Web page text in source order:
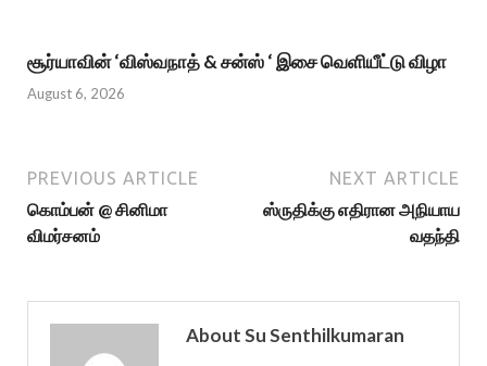
சூர்யாவின் ‘விஸ்வநாத் & சன்ஸ் ‘ இசை வெளியீட்டு விழா
August 6, 2026
PREVIOUS ARTICLE
கொம்பன் @ சினிமா
விமர்சனம்
NEXT ARTICLE
ஸ்ருதிக்கு எதிரான அநியாய
வதந்தி
About Su Senthilkumaran